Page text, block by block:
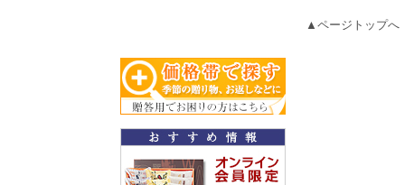
▲ページトップへ